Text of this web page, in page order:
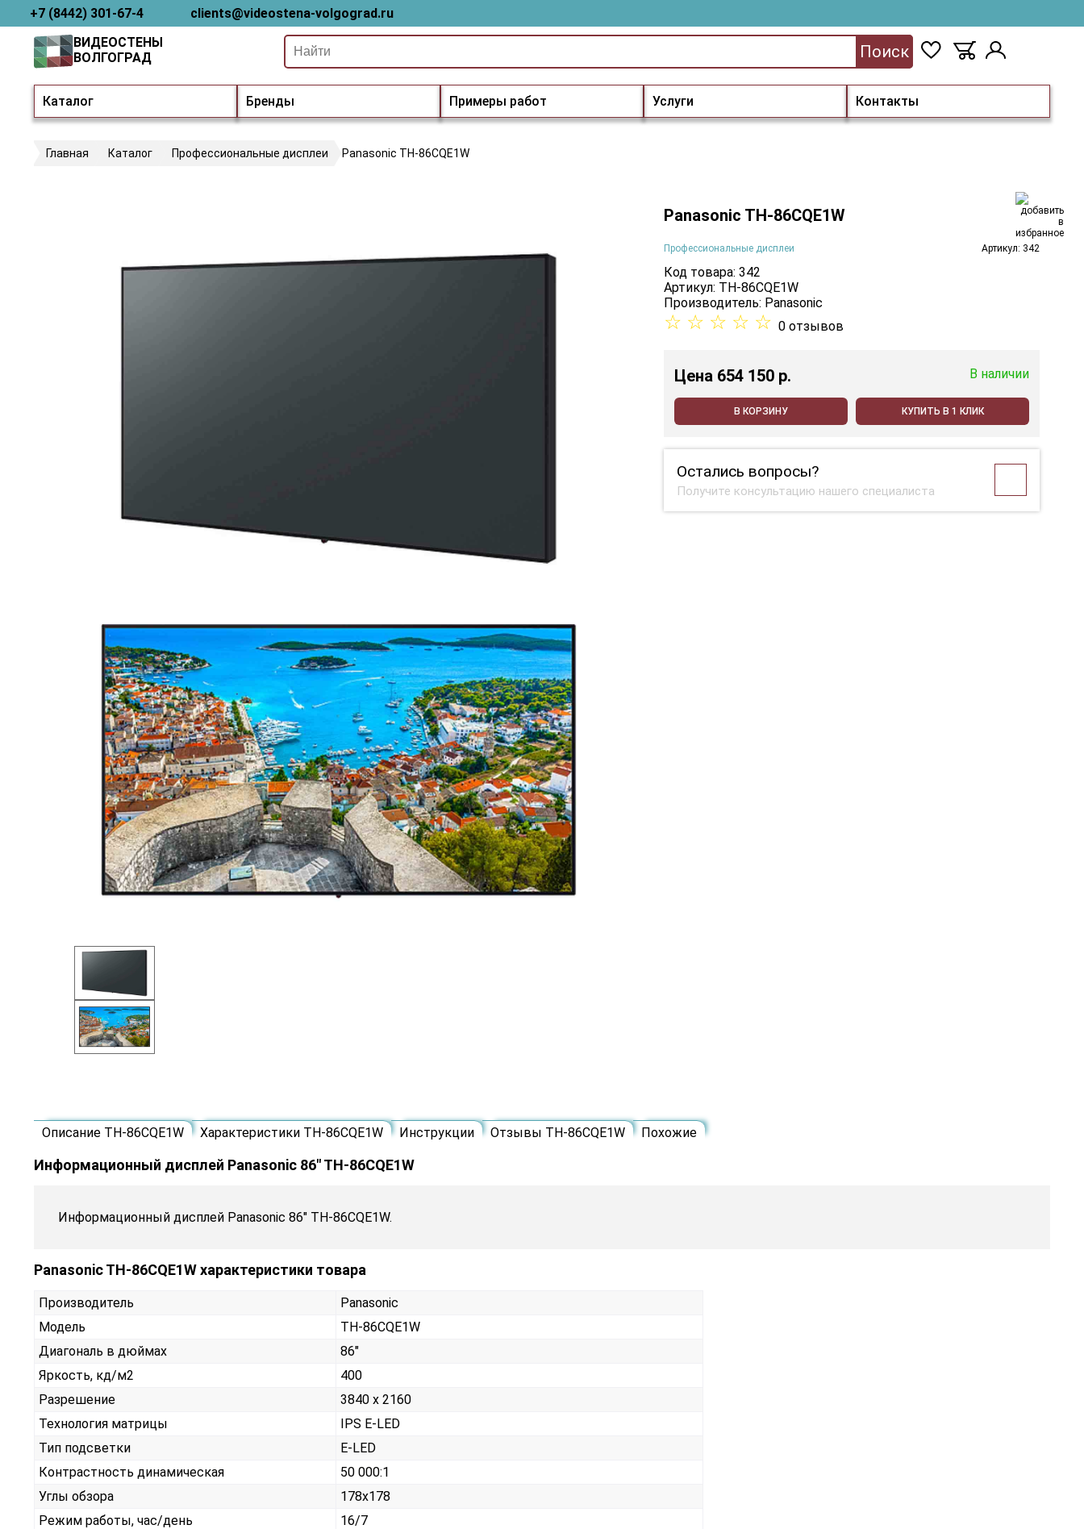
+7 (8442) 301-67-4 clients@videostena-volgograd.ru
Каталог Бренды Примеры работ Услуги Контакты
ВИДЕОСТЕНЫ
ВОЛГОГРАД
Поиск
Главная Каталог Профессиональные дисплеи Panasonic TH-86CQE1W
Panasonic TH-86CQE1W
Профессиональные дисплеи Артикул: 342
Код товара: 342
Артикул: TH-86CQE1W
Производитель: Panasonic
☆ ☆ ☆ ☆ ☆ 0 отзывов
Цена 654 150 p. В наличии
В КОРЗИНУ КУПИТЬ В 1 КЛИК
Остались вопросы?
Получите консультацию нашего специалиста
Описание TH-86CQE1W Характеристики TH-86CQE1W Инструкции Отзывы TH-86CQE1W Похожие
Информационный дисплей Panasonic 86" TH-86CQE1W
Информационный дисплей Panasonic 86" TH-86CQE1W.
Panasonic TH-86CQE1W характеристики товара
Производитель
Panasonic
Модель
TH-86CQE1W
Диагональ в дюймах
86"
Яркость, кд/м2
400
Разрешение
3840 x 2160
Технология матрицы
IPS E-LED
Тип подсветки
E-LED
Контрастность динамическая
50 000:1
Углы обзора
178x178
Режим работы, час/день
16/7